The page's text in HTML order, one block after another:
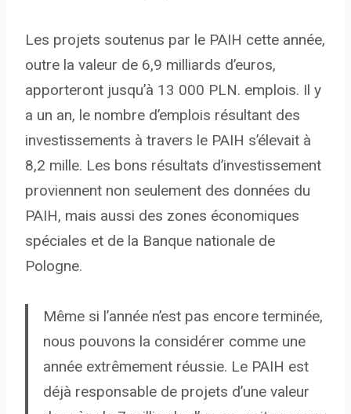
Les projets soutenus par le PAIH cette année,
outre la valeur de 6,9 ​​milliards d’euros,
apporteront jusqu’à 13 000 PLN. emplois. Il y
a un an, le nombre d’emplois résultant des
investissements à travers le PAIH s’élevait à
8,2 mille. Les bons résultats d’investissement
proviennent non seulement des données du
PAIH, mais aussi des zones économiques
spéciales et de la Banque nationale de
Pologne.
Même si l’année n’est pas encore terminée,
nous pouvons la considérer comme une
année extrêmement réussie. Le PAIH est
déjà responsable de projets d’une valeur